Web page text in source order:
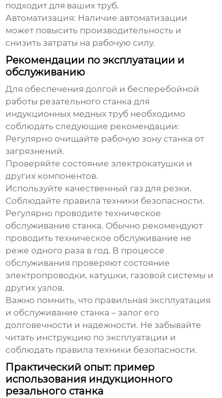
подходит для ваших труб.
Автоматизация: Наличие автоматизации
может повысить производительность и
снизить затраты на рабочую силу.
Рекомендации по эксплуатации и
обслуживанию
Для обеспечения долгой и бесперебойной
работы резательного станка для
индукционных медных труб необходимо
соблюдать следующие рекомендации:
Регулярно очищайте рабочую зону станка от
загрязнений.
Проверяйте состояние электрокатушки и
других компонентов.
Используйте качественный газ для резки.
Соблюдайте правила техники безопасности.
Регулярно проводите техническое
обслуживание станка. Обычно рекомендуют
проводить техническое обслуживание не
реже одного раза в год. В процессе
обслуживания проверяют состояние
электропроводки, катушки, газовой системы и
других узлов.
Важно помнить, что правильная эксплуатация
и обслуживание станка – залог его
долговечности и надежности. Не забывайте
читать инструкцию по эксплуатации и
соблюдать правила техники безопасности.
Практический опыт: пример
использования индукционного
резального станка